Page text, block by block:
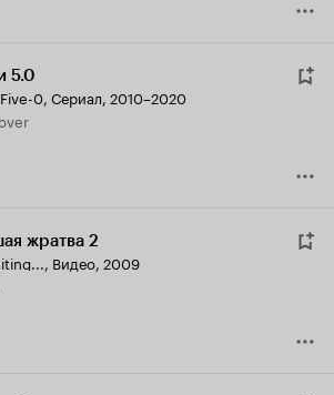
5.0
0, Сериал, 2010–2020
жратва 2
, Видео, 2009